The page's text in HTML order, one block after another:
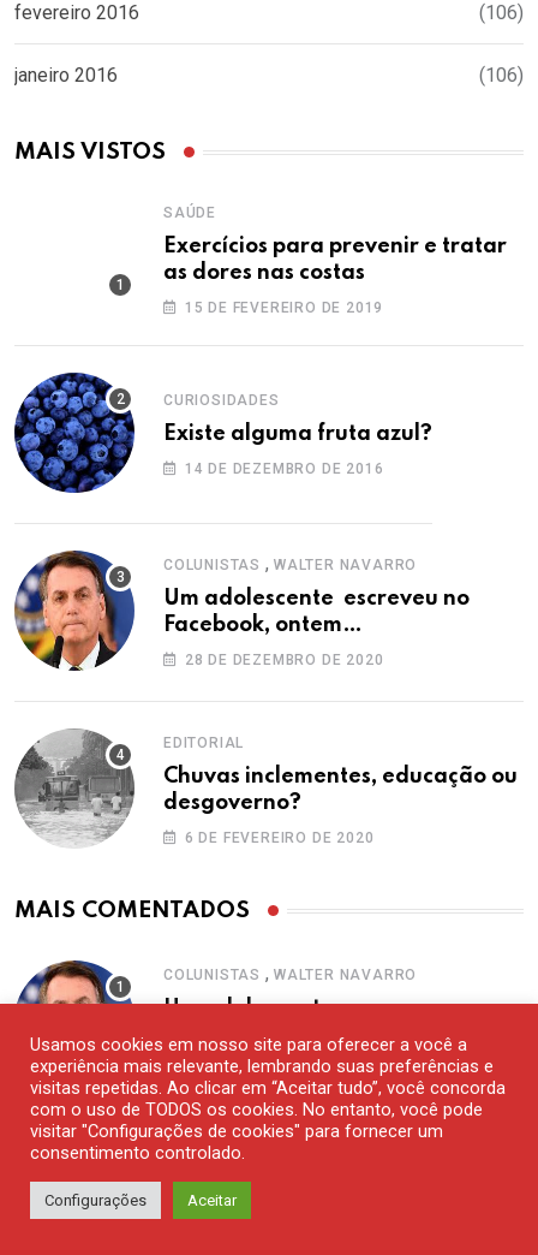
fevereiro 2016 (106)
janeiro 2016 (106)
MAIS VISTOS
SAÚDE
Exercícios para prevenir e tratar
as dores nas costas
15 DE FEVEREIRO DE 2019
CURIOSIDADES
Existe alguma fruta azul?
14 DE DEZEMBRO DE 2016
COLUNISTAS , WALTER NAVARRO
Um adolescente escreveu no
Facebook, ontem…
28 DE DEZEMBRO DE 2020
EDITORIAL
Chuvas inclementes, educação ou
desgoverno?
6 DE FEVEREIRO DE 2020
MAIS COMENTADOS
COLUNISTAS , WALTER NAVARRO
Um adolescente escreveu no
Facebook, ontem…
28 DE DEZEMBRO DE 2020
TURISMO
Berlim – Parte IV: meus
programas favoritos na ex-Berlim
Usamos cookies em nosso site para oferecer a você a
experiência mais relevante, lembrando suas preferências e
visitas repetidas. Ao clicar em “Aceitar tudo”, você concorda
com o uso de TODOS os cookies. No entanto, você pode
visitar "Configurações de cookies" para fornecer um
consentimento controlado.
Configurações Aceitar